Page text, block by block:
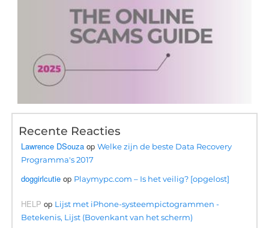
Recente Reacties
Lawrence DSouza opWelke zijn de beste Data Recovery
Programma's 2017
doggirlcutie op Playmypc.com – Is het veilig? [opgelost]
HELP op Lijst met iPhone-systeempictogrammen -
Betekenis, Lijst (Bovenkant van het scherm)